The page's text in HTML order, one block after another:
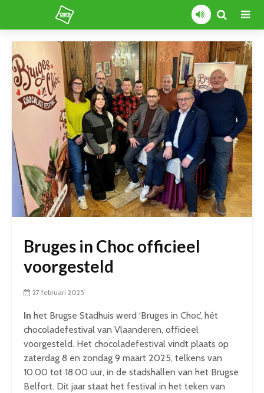
Bruges in Choc officieel
voorgesteld
27 februari 2025
In het Brugse Stadhuis werd ‘Bruges in Choc’, hét
chocoladefestival van Vlaanderen, officieel
voorgesteld. Het chocoladefestival vindt plaats op
zaterdag 8 en zondag 9 maart 2025, telkens van
10.00 tot 18.00 uur, in de stadshallen van het Brugse
Belfort. Dit jaar staat het festival in het teken van